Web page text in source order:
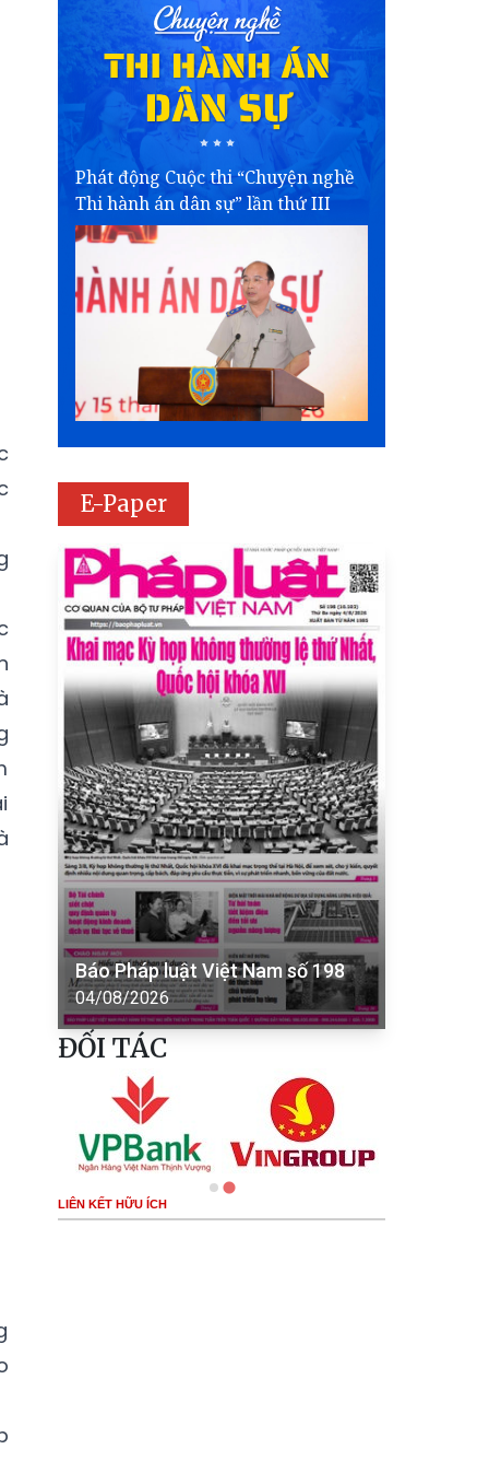
Phát động Cuộc thi “Chuyện nghề
Thi hành án dân sự” lần thứ III
E-Paper
Báo Pháp luật Việt Nam số 198
04/08/2026
ĐỐI TÁC
LIÊN KẾT HỮU ÍCH